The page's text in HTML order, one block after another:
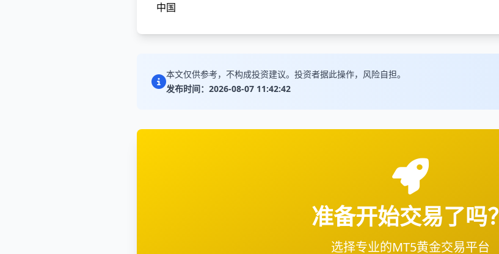
中国
本文仅供参考，不构成投资建议。投资者据此操作，风险自担。
发布时间：2026-08-07 11:42:42
准备开始交易了吗？
选择专业的MT5黄金交易平台